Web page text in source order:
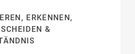
ERKENNEN,
&